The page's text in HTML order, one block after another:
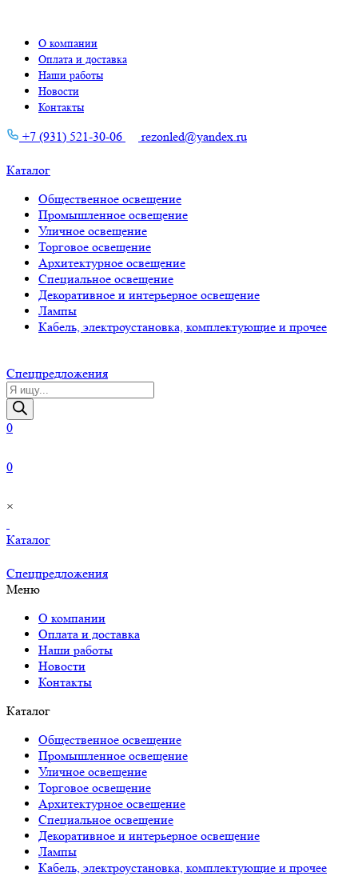
О компании
Оплата и доставка
Наши работы
Новости
Контакты
+7 (931) 521-30-06 rezonled@yandex.ru
Каталог
Общественное освещение
Промышленное освещение
Уличное освещение
Торговое освещение
Архитектурное освещение
Специальное освещение
Декоративное и интерьерное освещение
Лампы
Кабель, электроустановка, комплектующие и прочее
Cпецпредложения
Поиск
товаров
0
0
×
Каталог
Cпецпредложения
Меню
О компании
Оплата и доставка
Наши работы
Новости
Контакты
Каталог
Общественное освещение
Промышленное освещение
Уличное освещение
Торговое освещение
Архитектурное освещение
Специальное освещение
Декоративное и интерьерное освещение
Лампы
Кабель, электроустановка, комплектующие и прочее